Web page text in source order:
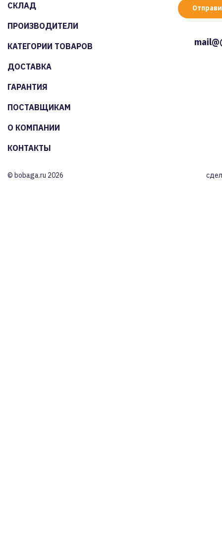
СКЛАД
ПРОИЗВОДИТЕЛИ
КАТЕГОРИИ ТОВАРОВ
ДОСТАВКА
ГАРАНТИЯ
ПОСТАВЩИКАМ
О КОМПАНИИ
КОНТАКТЫ
© bobaga.ru 2026